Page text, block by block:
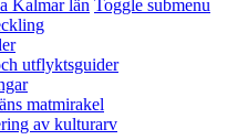
Kalmar län Toggle submenu
utflyktsguider
matmirakel
av kulturarv